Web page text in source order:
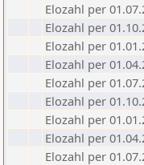
Elozahl per
Elozahl per
Elozahl per
Elozahl per
Elozahl per
Elozahl per
Elozahl per
Elozahl per
Elozahl per